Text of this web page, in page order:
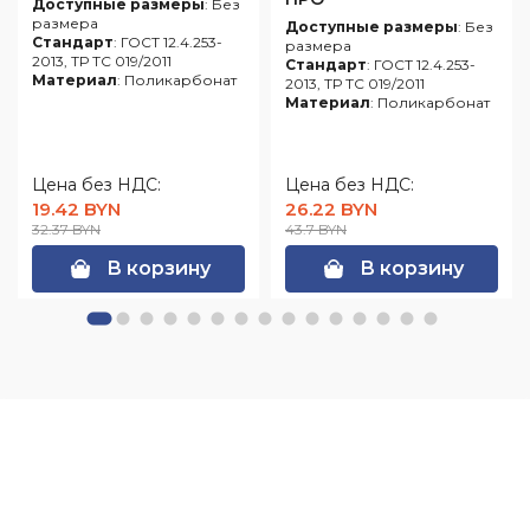
Доступные размеры: Без
размера
Стандарт: ГОСТ 12.4.253-
2013, ТР ТС 019/2011
Материал: Поликарбонат
Цена без НДС:
19.42 BYN
32.37 BYN
В корзину
Доступные размеры: Без
размера
Стандарт: ГОСТ 12.4.253-
2013, ТР ТС 019/2011
Материал: Поликарбонат
Цена без НДС:
26.22 BYN
43.7 BYN
В корзину